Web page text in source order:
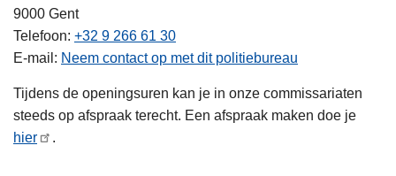
9000 Gent
Telefoon +32 9 266 61 30
E-mail
Neem contact op met dit politiebureau
Tijdens de openingsuren kan je in onze commissariaten
steeds op afspraak terecht. Een afspraak maken doe je
hier
.